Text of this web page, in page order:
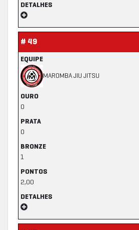
DETALHES
# 49
EQUIPE
MAROMBA JIU JITSU
OURO
0
PRATA
0
BRONZE
1
PONTOS
2,00
DETALHES